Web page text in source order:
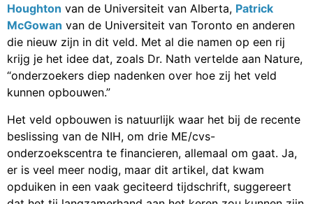
Houghton van de Universiteit van Alberta, Patrick
McGowan van de Universiteit van Toronto en anderen
die nieuw zijn in dit veld. Met al die namen op een rij
krijg je het idee dat, zoals Dr. Nath vertelde aan Nature,
“onderzoekers diep nadenken over hoe zij het veld
kunnen opbouwen.”
Het veld opbouwen is natuurlijk waar het bij de recente
beslissing van de NIH, om drie ME/cvs-
onderzoekscentra te financieren, allemaal om gaat. Ja,
er is veel meer nodig, maar dit artikel, dat kwam
opduiken in een vaak geciteerd tijdschrift, suggereert